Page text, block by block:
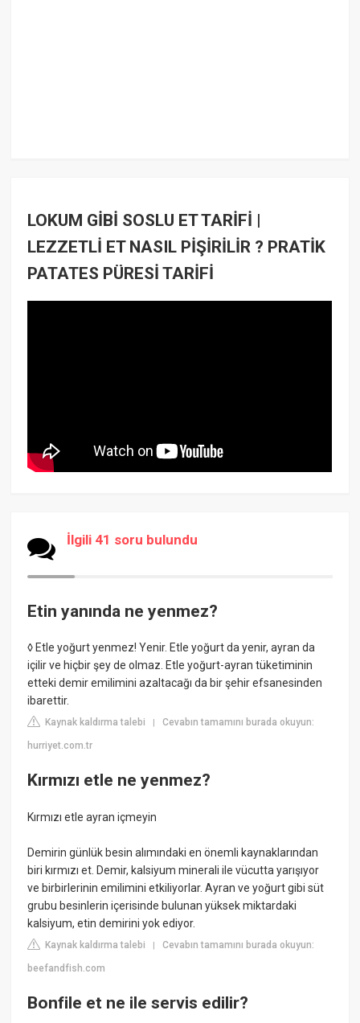
LOKUM GİBİ SOSLU ET TARİFİ |
LEZZETLİ ET NASIL PİŞİRİLİR ? PRATİK
PATATES PÜRESİ TARİFİ
İlgili 41 soru bulundu
Etin yanında ne yenmez?
◊ Etle yoğurt yenmez! Yenir. Etle yoğurt da yenir, ayran da
içilir ve hiçbir şey de olmaz. Etle yoğurt-ayran tüketiminin
etteki demir emilimini azaltacağı da bir şehir efsanesinden
ibarettir.
Kaynak kaldırma talebi |Cevabın tamamını burada okuyun:
hurriyet.com.tr
Kırmızı etle ne yenmez?
Kırmızı etle ayran içmeyin
Demirin günlük besin alımındaki en önemli kaynaklarından
biri kırmızı et. Demir, kalsiyum minerali ile vücutta yarışıyor
ve birbirlerinin emilimini etkiliyorlar. Ayran ve yoğurt gibi süt
grubu besinlerin içerisinde bulunan yüksek miktardaki
kalsiyum, etin demirini yok ediyor.
Kaynak kaldırma talebi |Cevabın tamamını burada okuyun:
beefandfish.com
Bonfile et ne ile servis edilir?